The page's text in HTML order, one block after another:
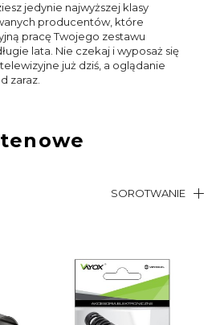
jedynie najwyższej klasy
producentów, które
pracę Twojego zestawu
lata. Nie czekaj i wyposaż się
już dziś, a oglądanie
zaraz.
SOROTWANIE